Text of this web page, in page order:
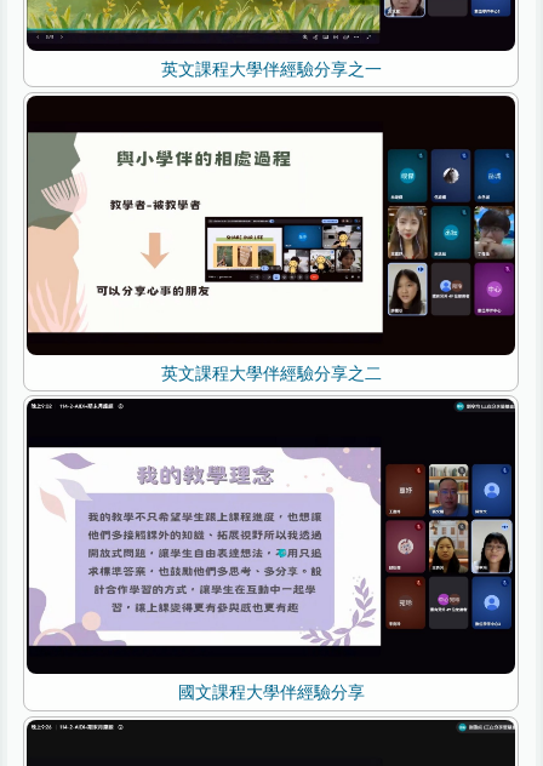
英文課程大學伴經驗分享之一
英文課程大學伴經驗分享之二
國文課程大學伴經驗分享